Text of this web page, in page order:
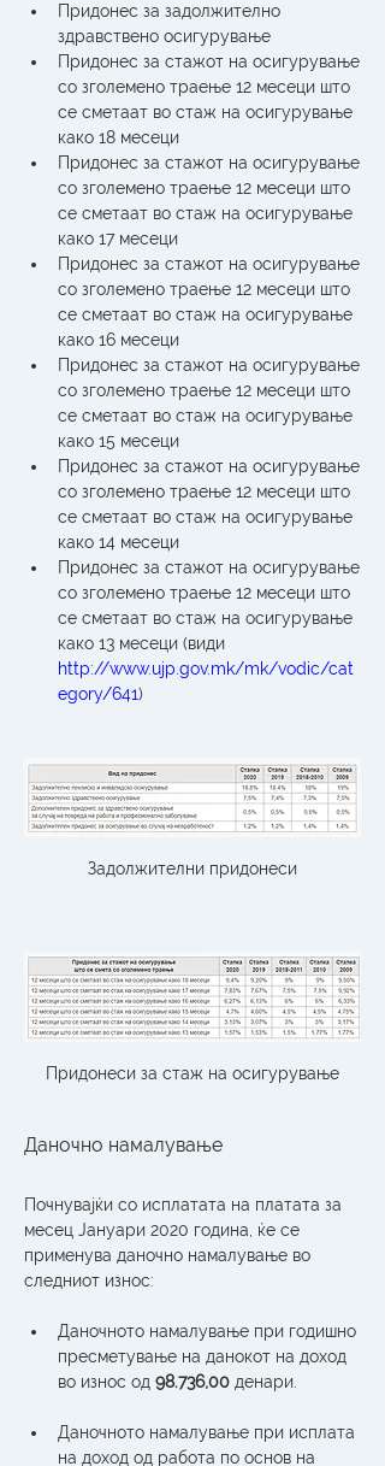
Придонес за задолжително
здравствено осигурување
Придонес за стажот на осигурување
со зголемено траење 12 месеци што
се сметаат во стаж на осигурување
како 18 месеци
Придонес за стажот на осигурување
со зголемено траење 12 месеци што
се сметаат во стаж на осигурување
како 17 месеци
Придонес за стажот на осигурување
со зголемено траење 12 месеци што
се сметаат во стаж на осигурување
како 16 месеци
Придонес за стажот на осигурување
со зголемено траење 12 месеци што
се сметаат во стаж на осигурување
како 15 месеци
Придонес за стажот на осигурување
со зголемено траење 12 месеци што
се сметаат во стаж на осигурување
како 14 месеци
Придонес за стажот на осигурување
со зголемено траење 12 месеци што
се сметаат во стаж на осигурување
http://www.ujp.gov.mk/mk/vodic/cat
egory/641)
Задолжителни придонеси
Придонеси за стаж на осигурување
Даночно намалување
Почнувајќи со исплатата на платата за
месец Јануари 2020 година, ќе се
применува даночно намалување во
следниот износ:
Даночното намалување при годишно
пресметување на данокот на доход
во износ од 98.736,00 денари.
Даночното намалување при исплата
на доход од работа по основ на